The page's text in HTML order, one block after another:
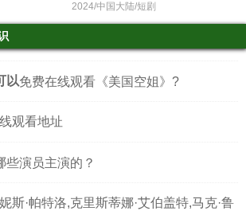
2024/中国大陆/短剧
以免费在线观看《美国空姐》?
观看地址
些演员主演的？
斯·帕特洛,克里斯蒂娜·艾伯盖特,马克·鲁